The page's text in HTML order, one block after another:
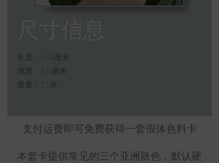
长宽：6X4厘米
厚度：1.4厘米
重量：15克
支付运费即可免费获得一套假体色料卡
本套卡提供常见的三个亚洲肤色，默认硬